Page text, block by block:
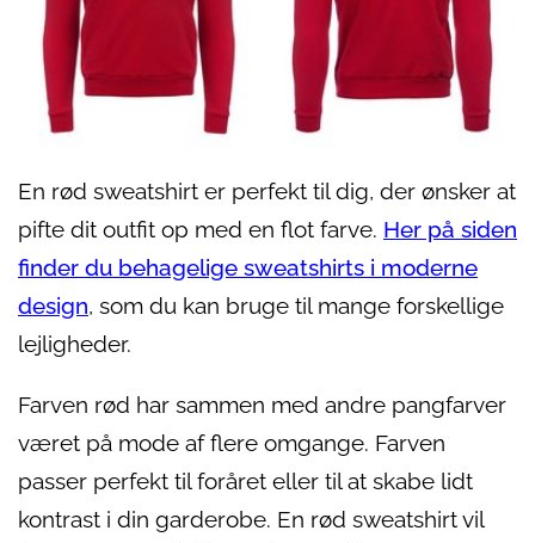
En rød sweatshirt er perfekt til dig, der ønsker at
pifte dit outfit op med en flot farve. Her på siden
finder du behagelige sweatshirts i moderne
design, som du kan bruge til mange forskellige
lejligheder.
Farven rød har sammen med andre pangfarver
været på mode af flere omgange. Farven
passer perfekt til foråret eller til at skabe lidt
kontrast i din garderobe. En rød sweatshirt vil